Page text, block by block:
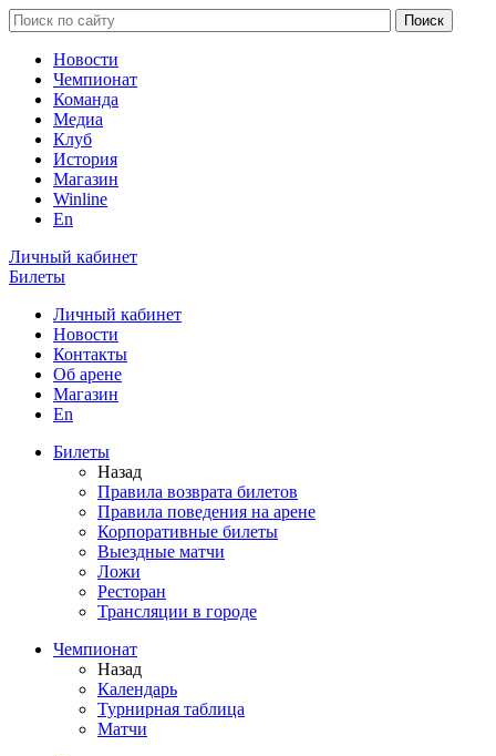
Новости
Чемпионат
Команда
Медиа
Клуб
История
Магазин
Winline
En
Личный кабинет
Билеты
Личный кабинет
Новости
Контакты
Об арене
Магазин
En
Билеты
Назад
Правила возврата билетов
Правила поведения на арене
Корпоративные билеты
Выездные матчи
Ложи
Ресторан
Трансляции в городе
Чемпионат
Назад
Календарь
Турнирная таблица
Матчи